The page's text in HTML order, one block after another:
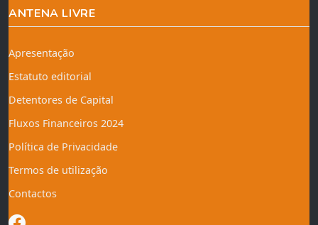
ANTENA LIVRE
Apresentação
Estatuto editorial
Detentores de Capital
Fluxos Financeiros 2024
Política de Privacidade
Termos de utilização
Contactos